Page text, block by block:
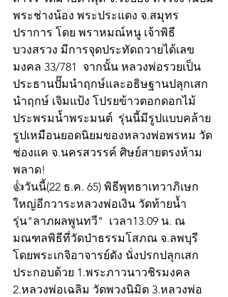
พระช่างน้อง พระประแดง จ.สมุทร
ปราการ โดย พราหมณ์หนู เจ้าพิธี
บวงสรวง มีการจุดประทัดถวายได้เลข
มงคล 33/781  จากนั้น หลวงพ่อรวยเป็น
ประธานปั๊มนำฤกษ์และอธิษฐานปลุกเสก
นำฤกษ์ เจิมแป้ง โปรยข้าวตอกดอกไม้
ประพรมน้ำพระมนต์  รุ่นนี้มีรูปแบบคล้าย
รูปเหมือนยอดนิยมของหลวงพ่อพรหม วัด
ช่องแค จ.นครสวรรค์ ศิษย์สายตรงห้าม
พลาด!
👍วันนี้(22 ธ.ค. 65) พิธีพุทธาเทวาภิเษก
ใหญ่อีกวาระหลวงพ่อเงิน วัดท้ายน้ำ
รุ่น"ลาภผลพูนทวี"  เวลา13.09 น. ณ
มณฑลพิธีที่วัดป่าธรรมโสภณ จ.ลพบุรี
โดยพระเกจิอาจารย์ดัง นั่งปรกปลุกเสก
ประกอบด้วย 1.พระภาวนาวชิรมงคล
2.หลวงพ่อเฉลิม วัดพวงนิมิต 3.หลวงพ่อ